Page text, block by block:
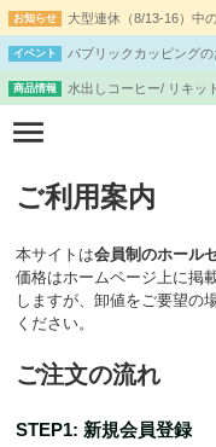
お知らせ 大型連休（8/13-16）中
イベント パブリックカッピングの
商品情報 水出しコーヒー/ リキッ
ご利用案内
本サイトは会員制のホール
価格はホームページ上に掲
しますが、卸値をご要望の
ください。
ご注文の流れ
STEP1: 新規会員登録